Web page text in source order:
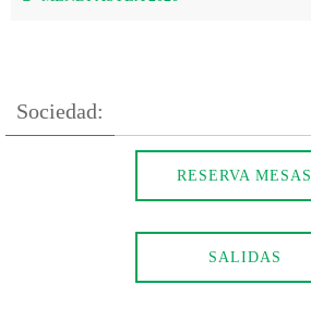
Sociedad:
RESERVA MESAS
SALIDAS